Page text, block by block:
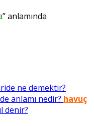
” anlamında
ne demektir?
anlamı nedir? havuç
denir?